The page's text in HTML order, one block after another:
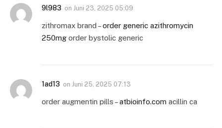
9l983 on Juni 23, 2025 05:09
zithromax brand –order generic azithromycin
250mg order bystolic generic
1ad13 on Juni 25, 2025 07:13
order augmentin pills –atbioinfo.com acillin ca